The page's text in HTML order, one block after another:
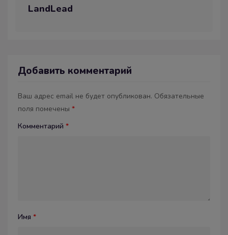
LandLead
Добавить комментарий
Ваш адрес email не будет опубликован. Обязательные
поля помечены *
Комментарий *
Имя *